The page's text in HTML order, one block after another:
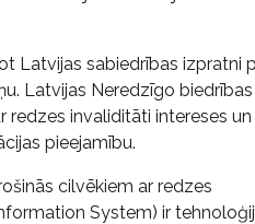
Latvijas sabiedrības izpratni
Latvijas Neredzīgo biedrības
invaliditāti intereses un
pieejamību.
cilvēkiem ar redzes
System) ir